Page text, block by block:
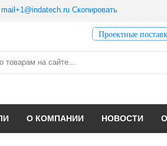
mail+1@indatech.ru Скопировать
Проектные
О КОМПАНИИ НОВОСТИ